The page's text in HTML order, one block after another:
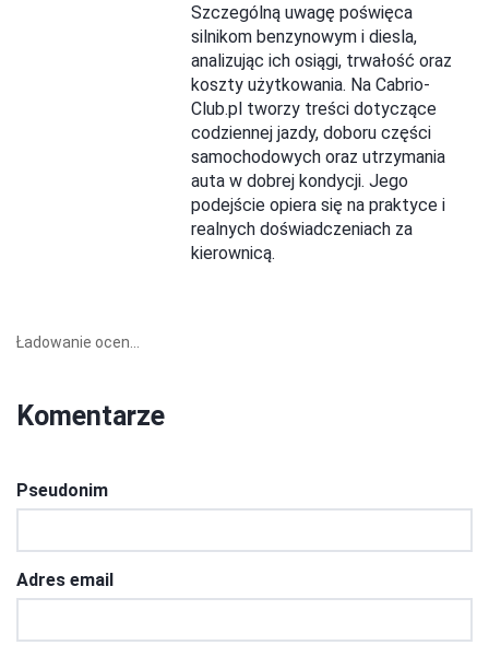
Szczególną uwagę poświęca
silnikom benzynowym i diesla,
analizując ich osiągi, trwałość oraz
koszty użytkowania. Na Cabrio-
Club.pl tworzy treści dotyczące
codziennej jazdy, doboru części
samochodowych oraz utrzymania
auta w dobrej kondycji. Jego
podejście opiera się na praktyce i
realnych doświadczeniach za
kierownicą.
Ładowanie ocen...
Komentarze
Pseudonim
Adres email